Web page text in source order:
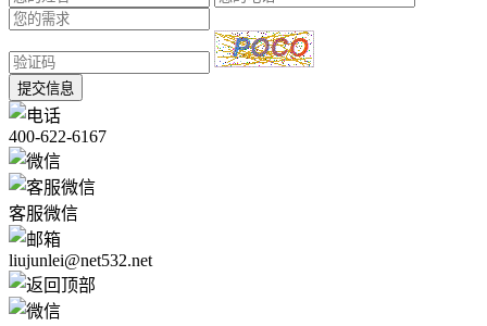
提交信息
400-622-6167
客服微信
liujunlei@net532.net